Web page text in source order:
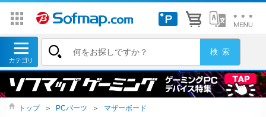
トップ ＞ PCパーツ ＞ マザーボード